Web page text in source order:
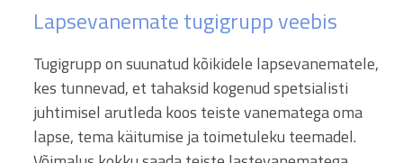
Lapsevanemate tugigrupp veebis
Tugigrupp on suunatud kõikidele lapsevanematele,
kes tunnevad, et tahaksid kogenud spetsialisti
juhtimisel arutleda koos teiste vanematega oma
lapse, tema käitumise ja toimetuleku teemadel.